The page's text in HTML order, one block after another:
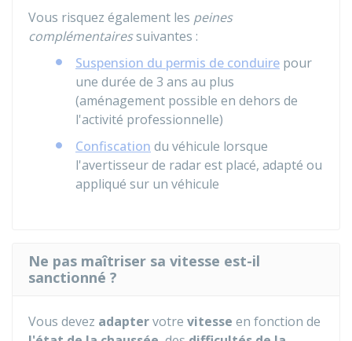
Vous risquez également les peines
complémentairessuivantes :
Suspension du permis de conduire pour
une durée de 3 ans au plus
(aménagement possible en dehors de
l'activité professionnelle)
Confiscation du véhicule lorsque
l'avertisseur de radar est placé, adapté ou
appliqué sur un véhicule
Ne pas maîtriser sa vitesse est-il
sanctionné ?
Vous devez adaptervotre vitesse en fonction de